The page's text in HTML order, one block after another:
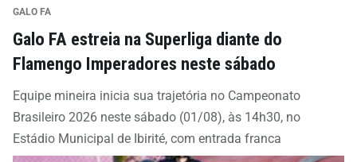
GALO FA
Galo FA estreia na Superliga diante do
Flamengo Imperadores neste sábado
Equipe mineira inicia sua trajetória no Campeonato
Brasileiro 2026 neste sábado (01/08), às 14h30, no
Estádio Municipal de Ibirité, com entrada franca